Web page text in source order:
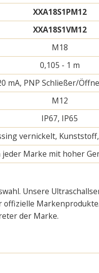
XXA18S1PM12
XXA18S1VM12
M18
0,105 - 1 m
mA, PNP Schließer/
M12
IP67, IP65
vernickelt,
Marke mit hoher
Unsere
der Marke.